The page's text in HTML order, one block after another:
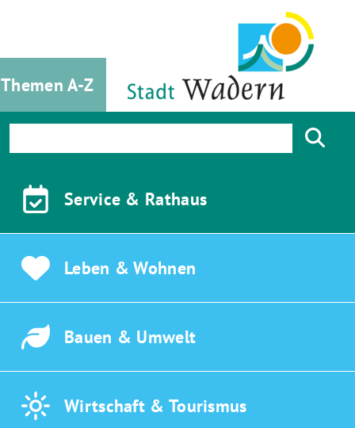
Themen A-Z
Service & Rathaus
Leben & Wohnen
Bauen & Umwelt
Wirtschaft & Tourismus